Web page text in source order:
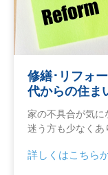
修繕･リフォ
代からの住ま
家の不具合が気に
迷う方も少なくあ
詳しくはこちら